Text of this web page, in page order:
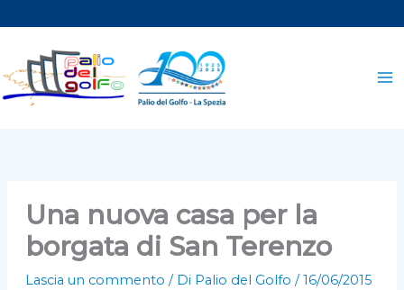
al
contenuto
Una nuova casa per la
borgata di San Terenzo
Lascia un commento / Di Palio del Golfo /16/06/2015